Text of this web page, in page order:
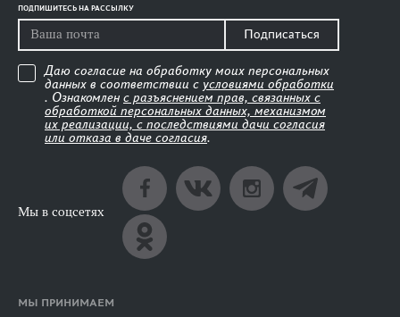
ПОДПИШИТЕСЬ НА РАССЫЛКУ
Подписаться
Даю согласие на обработку моих персональных
данных в соответствии с условиями обработки
. Ознакомлен с разъяснением прав, связанных с
обработкой персональных данных, механизмом
их реализации, с последствиями дачи согласия
или отказа в даче согласия.
Мы в соцсетях
МЫ ПРИНИМАЕМ